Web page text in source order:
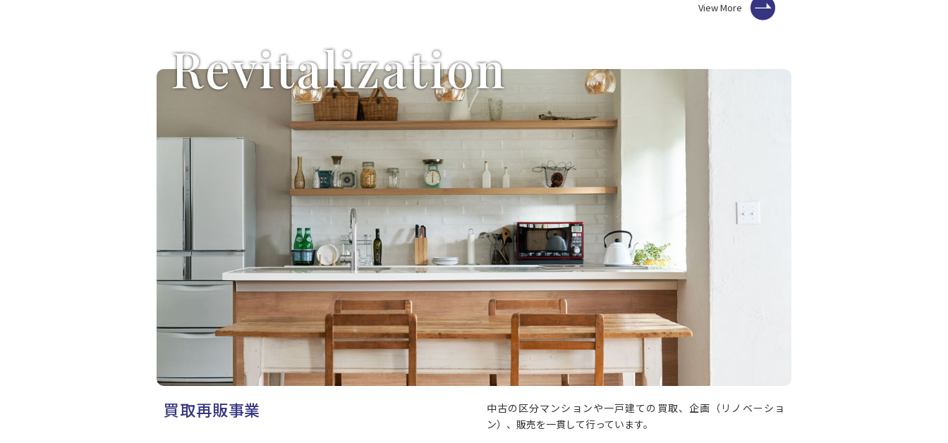
View More
買取再販事業
Revitalization
中古の区分マンションや一戸建ての買取、企画（リノベーショ
ン）、販売を一貫して行っています。